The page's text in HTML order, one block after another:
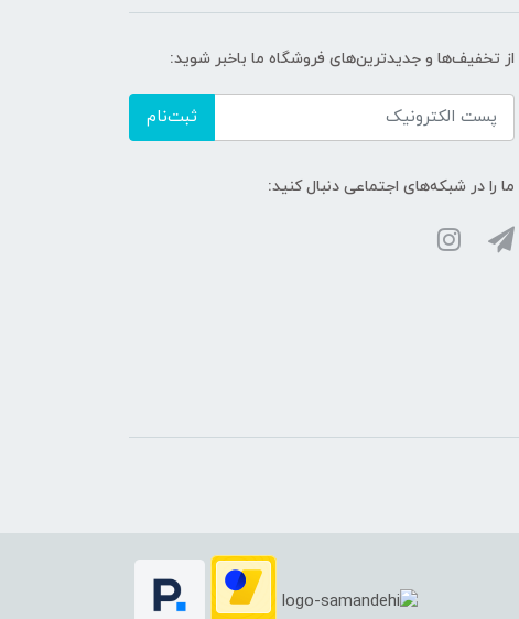
از تخفیف‌ها و جدیدترین‌های فروشگاه ما باخبر شوید:
ثبت‌نام
ما را در شبکه‌های اجتماعی دنبال کنید: